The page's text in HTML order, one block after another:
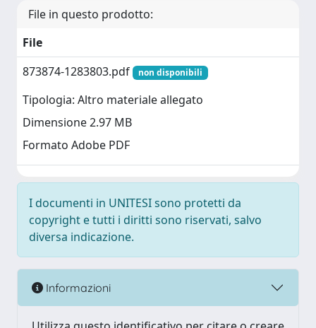
File in questo prodotto:
File
873874-1283803.pdf
non disponibili
Tipologia: Altro materiale allegato
Dimensione 2.97 MB
Formato Adobe PDF
I documenti in UNITESI sono protetti da
copyright e tutti i diritti sono riservati, salvo
diversa indicazione.
Informazioni